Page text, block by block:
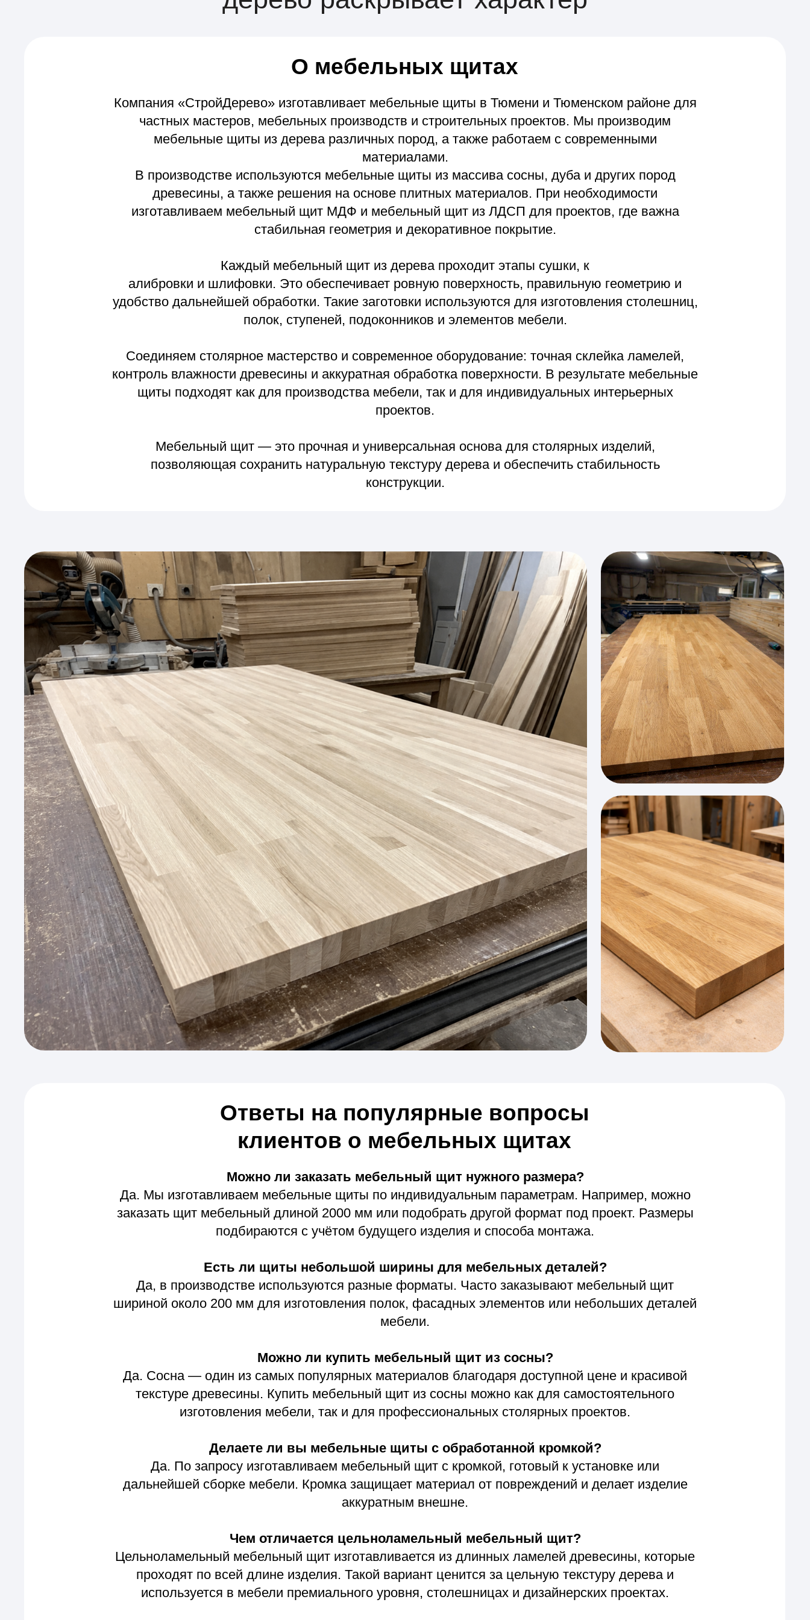
мебельные щиты из дерева различных пород, а также работаем с современными
В производстве используются мебельные щиты из массива сосны, дуба и других пород
древесины, а также решения на основе плитных материалов. При необходимости
изготавливаем мебельный щит МДФ и мебельный щит из ЛДСП для проектов, где важна
стабильная геометрия и декоративное покрытие.
Каждый мебельный щит из дерева проходит этапы сушки, к
алибровки и шлифовки. Это обеспечивает ровную поверхность, правильную геометрию и
удобство дальнейшей обработки. Такие заготовки используются для изготовления столешниц,
полок, ступеней, подоконников и элементов мебели.
Соединяем столярное мастерство и современное оборудование: точная склейка ламелей,
контроль влажности древесины и аккуратная обработка поверхности. В результате мебельные
щиты подходят как для производства мебели, так и для индивидуальных интерьерных
проектов.
позволяющая сохранить натуральную текстуру дерева и обеспечить стабильность
конструкции.
Можно ли заказать мебельный щит нужного размера?
Да. Мы изготавливаем мебельные щиты по индивидуальным параметрам. Например, можно
заказать щит мебельный длиной 2000 мм или подобрать другой формат под проект. Размеры
подбираются с учётом будущего изделия и способа монтажа.
шириной около 200 мм для изготовления полок, фасадных элементов или небольших деталей
мебели.
Да. Сосна — один из самых популярных материалов благодаря доступной цене и красивой
текстуре древесины. Купить мебельный щит из сосны можно как для самостоятельного
изготовления мебели, так и для профессиональных столярных проектов.
Делаете ли вы мебельные щиты с обработанной кромкой?
дальнейшей сборке мебели. Кромка защищает материал от повреждений и делает изделие
аккуратным внешне.
Чем отличается цельноламельный мебельный щит?
используется в мебели премиального уровня, столешницах и дизайнерских проектах.
Подходит ли мебельный щит для изготовления мебели?
Да. Мебельные щиты широко применяются в столярном производстве. Из них делают
Материал удобен в обработке и позволяет создавать прочные и эстетичные изделия.
Можно ли посмотреть образцы материалов перед заказом?
Да. Мы предоставляем образцы древесины и вариантов обработки поверхности. Это
позволяет выбрать оттенок, текстуру и формат мебельного щита до начала производства
Ответы на популярные вопросы
клиентов о мебельных щитах